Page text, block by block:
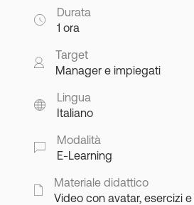
Durata
1 ora
Target
Manager e impiegati
Lingua
Italiano
Modalità
E-Learning
Materiale didattico
Video con avatar, esercizi